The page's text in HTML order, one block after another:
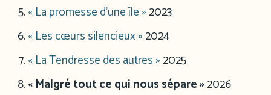
« La promesse d’une île »2023
« Les cœurs silencieux »2024
« La Tendresse des autres »2025
« Malgré tout ce qui nous sépare »2026